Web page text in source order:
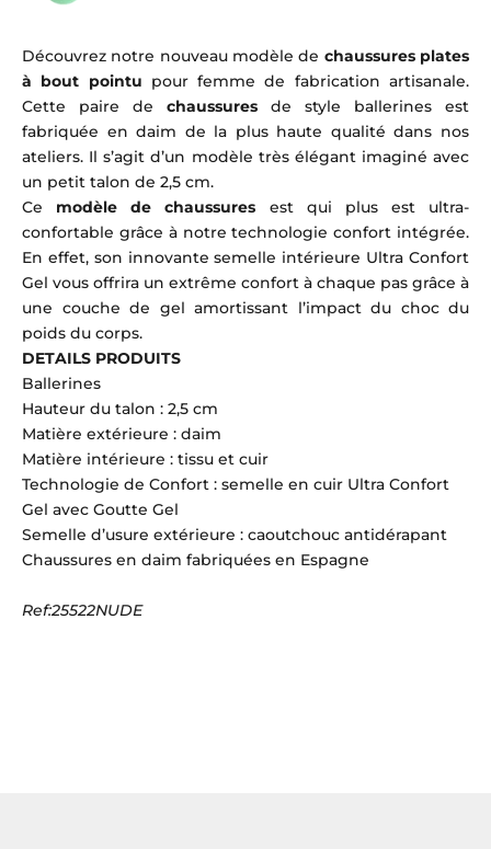
Découvrez notre nouveau modèle de chaussures plates
à bout pointu pour femme de fabrication artisanale.
Cette paire de chaussures de style ballerines est
fabriquée en daim de la plus haute qualité dans nos
ateliers. Il s’agit d’un modèle très élégant imaginé avec
un petit talon de 2,5 cm.
Ce modèle de chaussures est qui plus est ultra-
confortable grâce à notre technologie confort intégrée.
En effet, son innovante semelle intérieure Ultra Confort
Gel vous offrira un extrême confort à chaque pas grâce à
une couche de gel amortissant l’impact du choc du
poids du corps.
DETAILS PRODUITS
Ballerines
Hauteur du talon : 2,5 cm
Matière extérieure : daim
Matière intérieure : tissu et cuir
Technologie de Confort : semelle en cuir Ultra Confort
Gel avec Goutte Gel
Semelle d’usure extérieure : caoutchouc antidérapant
Chaussures en daim fabriquées en Espagne
Ref:25522NUDE